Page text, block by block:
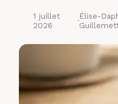
1 juillet
2026
·Élise-